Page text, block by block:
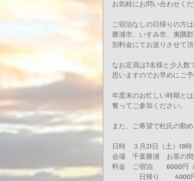
お気軽にお問い合わせくだ
ご宿泊なしの日帰りの方
勝浦市、いすみ市、夷隅
別料金にてお送りさせて
なお定員は7名様と少人数
思いますのでお早めにご
年度末のお忙しい時期と
奮ってご参加ください。
また、ご希望で杜氏の勤
日時　３月21日（土）19
会場　千葉勝浦　お茶の
料金　ご宿泊　　6000円
日帰り 　　4000円